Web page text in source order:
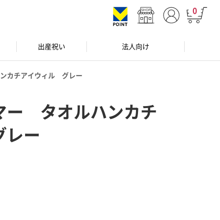
0
出産祝い 法人向け
カチアイウィル グレー
ー タオルハンカチ
ー